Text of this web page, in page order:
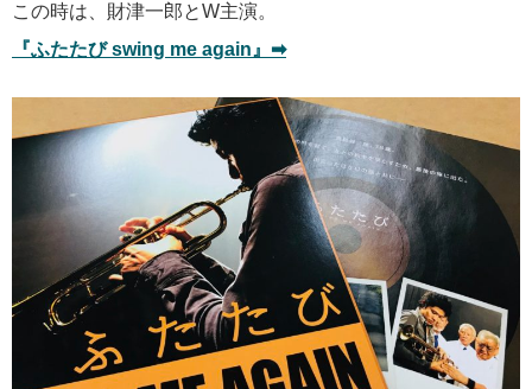
この時は、財津一郎とW主演。
『ふたたび swing me again』➡︎